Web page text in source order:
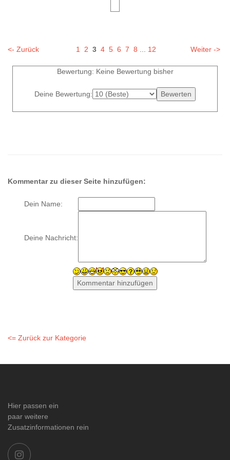
<- Zurück 1 2 3 4 5 6 7 8 12 Weiter ->
Bewertung: Keine Bewertung bisher
Deine Bewertung:
Kommentar zu dieser Seite hinzufügen:
Dein Name:
Deine Nachricht:
<= Zurück zur Kategorie
Hier passen ein
paar weitere
Zusatzinformationen rein